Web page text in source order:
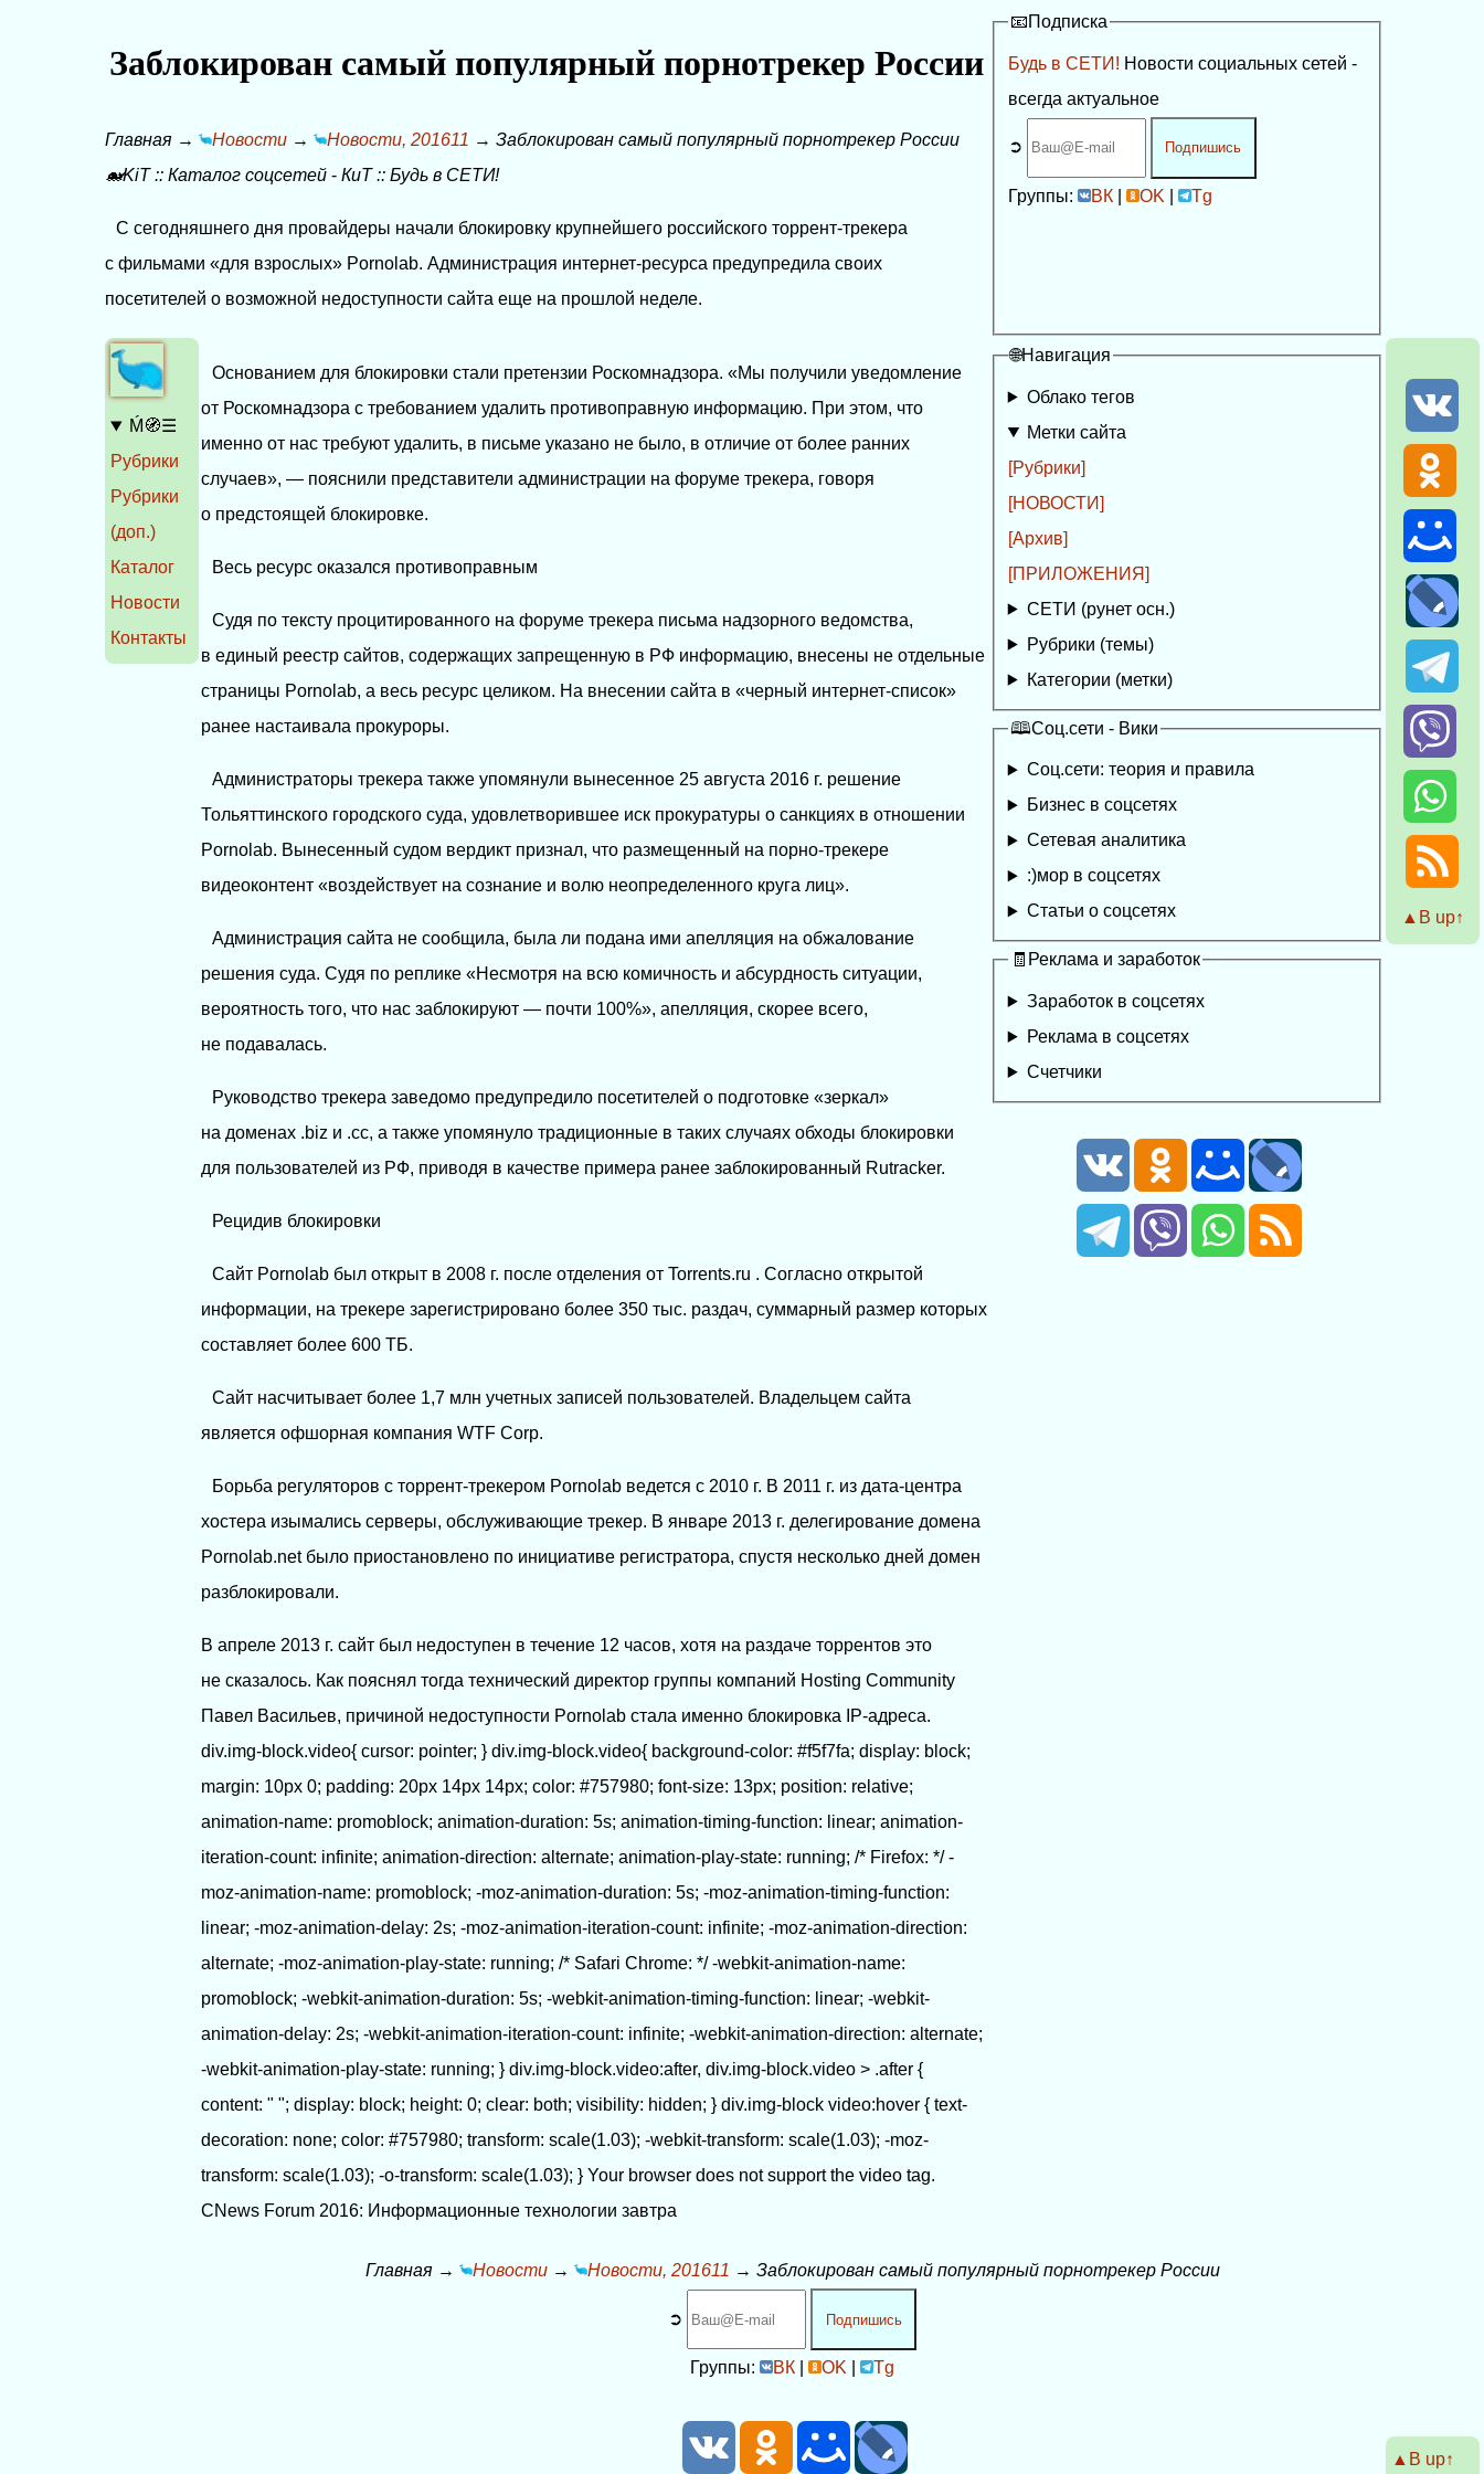
Заблокирован самый популярный порнотрекер России
Главная → Новости → Новости, 201611 →Заблокирован самый популярный порнотрекер России
🐋KiT::Каталог соцсетей -КиТ::Будь в СЕТИ!
С сегодняшнего дня провайдеры начали блокировку крупнейшего российского торрент-трекера
с фильмами «для взрослых» Pornolab. Администрация интернет-ресурса предупредила своих
посетителей о возможной недоступности сайта еще на прошлой неделе.
Основанием для блокировки стали претензии Роскомнадзора. «Мы получили уведомление
от Роскомнадзора с требованием удалить противоправную информацию. При этом, что
именно от нас требуют удалить, в письме указано не было, в отличие от более ранних
случаев», — пояснили представители администрации на форуме трекера, говоря
о предстоящей блокировке.
Весь ресурс оказался противоправным
Судя по тексту процитированного на форуме трекера письма надзорного ведомства,
в единый реестр сайтов, содержащих запрещенную в РФ информацию, внесены не отдельные
страницы Pornolab, а весь ресурс целиком. На внесении сайта в «черный интернет-список»
ранее настаивала прокуроры.
Администраторы трекера также упомянули вынесенное 25 августа 2016 г. решение
Тольяттинского городского суда, удовлетворившее иск прокуратуры о санкциях в отношении
Pornolab. Вынесенный судом вердикт признал, что размещенный на порно-трекере
видеоконтент «воздействует на сознание и волю неопределенного круга лиц».
Администрация сайта не сообщила, была ли подана ими апелляция на обжалование
решения суда. Судя по реплике «Несмотря на всю комичность и абсурдность ситуации,
вероятность того, что нас заблокируют — почти 100%», апелляция, скорее всего,
не подавалась.
Руководство трекера заведомо предупредило посетителей о подготовке «зеркал»
на доменах .biz и .cc, а также упомянуло традиционные в таких случаях обходы блокировки
для пользователей из РФ, приводя в качестве примера ранее заблокированный Rutracker.
Рецидив блокировки
Сайт Pornolab был открыт в 2008 г. после отделения от Torrents.ru . Согласно открытой
информации, на трекере зарегистрировано более 350 тыс. раздач, суммарный размер которых
составляет более 600 ТБ.
Сайт насчитывает более 1,7 млн учетных записей пользователей. Владельцем сайта
является офшорная компания WTF Corp.
Борьба регуляторов с торрент-трекером Pornolab ведется с 2010 г. В 2011 г. из дата-центра
хостера изымались серверы, обслуживающие трекер. В январе 2013 г. делегирование домена
Pornolab.net было приостановлено по инициативе регистратора, спустя несколько дней домен
разблокировали.
В апреле 2013 г. сайт был недоступен в течение 12 часов, хотя на раздаче торрентов это
не сказалось. Как пояснял тогда технический директор группы компаний Hosting Community
Павел Васильев, причиной недоступности Pornolab стала именно блокировка IP-адреса.
div.img-block.video{ cursor: pointer; } div.img-block.video{ background-color: #f5f7fa; display: block;
margin: 10px 0; padding: 20px 14px 14px; color: #757980; font-size: 13px; position: relative;
animation-name: promoblock; animation-duration: 5s; animation-timing-function: linear; animation-
iteration-count: infinite; animation-direction: alternate; animation-play-state: running; /* Firefox: */ -
moz-animation-name: promoblock; -moz-animation-duration: 5s; -moz-animation-timing-function:
linear; -moz-animation-delay: 2s; -moz-animation-iteration-count: infinite; -moz-animation-direction:
alternate; -moz-animation-play-state: running; /* Safari Chrome: */ -webkit-animation-name:
promoblock; -webkit-animation-duration: 5s; -webkit-animation-timing-function: linear; -webkit-
animation-delay: 2s; -webkit-animation-iteration-count: infinite; -webkit-animation-direction: alternate;
-webkit-animation-play-state: running; } div.img-block.video:after, div.img-block.video > .after {
content: " "; display: block; height: 0; clear: both; visibility: hidden; } div.img-block video:hover { text-
decoration: none; color: #757980; transform: scale(1.03); -webkit-transform: scale(1.03); -moz-
transform: scale(1.03); -o-transform: scale(1.03); } Your browser does not support the video tag.
CNews Forum 2016: Информационные технологии завтра
Ḿ🧭☰
Рубрики
Рубрики
(доп.)
Каталог
Новости
Контакты
▲Β up↑
📧Подписка
Будь в СЕТИ! Новости социальных сетей -
всегда актуальное
➲ Подпишись
Группы: ВК| OK Tg
🌐Навигация
Облако тегов
Метки сайта
[Рубрики]
[НОВОСТИ]
[Архив]
[ПРИЛОЖЕНИЯ]
СЕТИ (рунет осн.)
Рубрики (темы)
Категории (метки)
🕮Соц.сети - Вики
Соц.сети: теория и правила
Бизнес в соцсетях
Сетевая аналитика
:)мор в соцсетях
Статьи о соцсетях
🧾Реклама и заработок
Заработок в соцсетях
Реклама в соцсетях
Счетчики
▲Β up↑
Главная→ Новости→ Новости, 201611 → Заблокирован самый популярный порнотрекер России
➲ Подпишись
Группы: ВК | OK | Tg